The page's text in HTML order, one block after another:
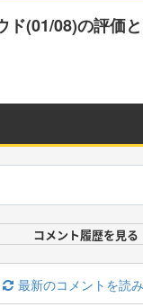
ド(01/08)の評価
コメント履歴を見る
最新のコメントを読